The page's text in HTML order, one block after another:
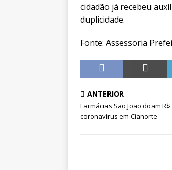
cidadão já recebeu
duplicidade.
Fonte: Assessoria
ANTERIOR
Farmácias São João doam
coronavírus em Cianorte